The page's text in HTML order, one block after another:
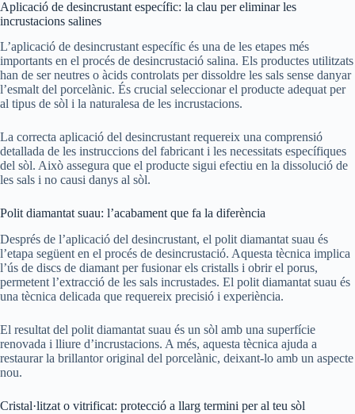
Aplicació de desincrustant específic: la clau per eliminar les
incrustacions salines
L’aplicació de desincrustant específic és una de les etapes més
importants en el procés de desincrustació salina. Els productes utilitzats
han de ser neutres o àcids controlats per dissoldre les sals sense danyar
l’esmalt del porcelànic. És crucial seleccionar el producte adequat per
al tipus de sòl i la naturalesa de les incrustacions.
La correcta aplicació del desincrustant requereix una comprensió
detallada de les instruccions del fabricant i les necessitats específiques
del sòl. Això assegura que el producte sigui efectiu en la dissolució de
les sals i no causi danys al sòl.
Polit diamantat suau: l’acabament que fa la diferència
Després de l’aplicació del desincrustant, el polit diamantat suau és
l’etapa següent en el procés de desincrustació. Aquesta tècnica implica
l’ús de discs de diamant per fusionar els cristalls i obrir el porus,
permetent l’extracció de les sals incrustades. El polit diamantat suau és
una tècnica delicada que requereix precisió i experiència.
El resultat del polit diamantat suau és un sòl amb una superfície
renovada i lliure d’incrustacions. A més, aquesta tècnica ajuda a
restaurar la brillantor original del porcelànic, deixant-lo amb un aspecte
nou.
Cristal·litzat o vitrificat: protecció a llarg termini per al teu sòl